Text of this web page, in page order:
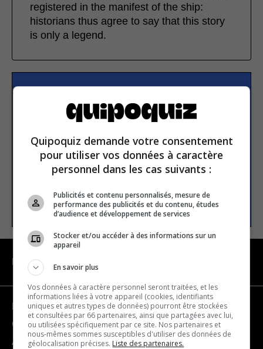
registered in the manifest of the ship:
historians thus agree to say that this story
is only a legend.
newsletter
Email address
SUBSCRIBE
NAVIGATION
Become a partner
Contact us
About us
Quipoquiz demande votre consentement
pour utiliser vos données à caractère
personnel dans les cas suivants :
Publicités et contenu personnalisés, mesure de
performance des publicités et du contenu, études
d’audience et développement de services
Stocker et/ou accéder à des informations sur un
appareil
En savoir plus
Vos données à caractère personnel seront traitées, et les
informations liées à votre appareil (cookies, identifiants
uniques et autres types de données) pourront être stockées
et consultées par 66 partenaires, ainsi que partagées avec lui,
ou utilisées spécifiquement par ce site. Nos partenaires et
nous-mêmes sommes susceptibles d'utiliser des données de
géolocalisation précises. Liste des partenaires.